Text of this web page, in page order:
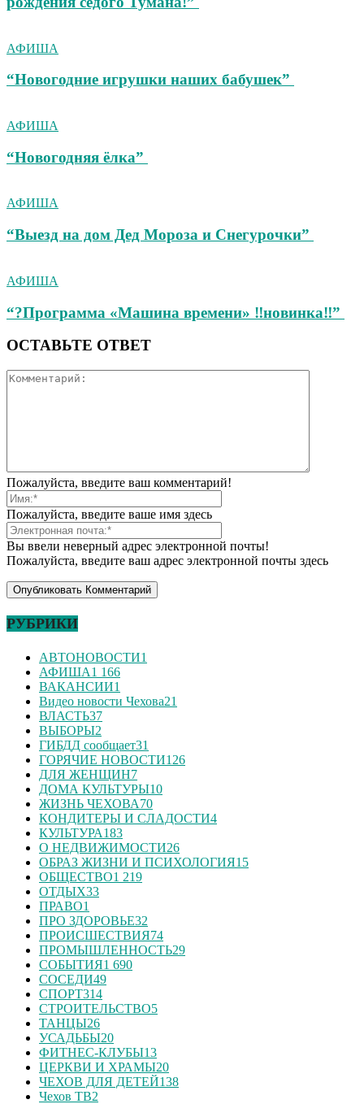
АФИША
“Новогодние игрушки наших бабушек”
АФИША
“Новогодняя ёлка”
АФИША
“Выезд на дом Дед Мороза и Снегурочки”
АФИША
“?Программа «Машина времени» ‼новинка‼”
ОСТАВЬТЕ ОТВЕТ
Пожалуйста, введите ваш комментарий!
Пожалуйста, введите ваше имя здесь
Вы ввели неверный адрес электронной почты!
Пожалуйста, введите ваш адрес электронной почты здесь
РУБРИКИ
АВТОНОВОСТИ1
АФИША1 166
ВАКАНСИИ1
Видео новости Чехова21
ВЛАСТЬ37
ВЫБОРЫ2
ГИБДД сообщает31
ГОРЯЧИЕ НОВОСТИ126
ДЛЯ ЖЕНЩИН7
ДОМА КУЛЬТУРЫ10
ЖИЗНЬ ЧЕХОВА70
КОНДИТЕРЫ И СЛАДОСТИ4
КУЛЬТУРА183
О НЕДВИЖИМОСТИ26
ОБРАЗ ЖИЗНИ И ПСИХОЛОГИЯ15
ОБЩЕСТВО1 219
ОТДЫХ33
ПРАВО1
ПРО ЗДОРОВЬЕ32
ПРОИСШЕСТВИЯ74
ПРОМЫШЛЕННОСТЬ29
СОБЫТИЯ1 690
СОСЕДИ49
СПОРТ314
СТРОИТЕЛЬСТВО5
ТАНЦЫ26
УСАДЬБЫ20
ФИТНЕС-КЛУБЫ13
ЦЕРКВИ И ХРАМЫ20
ЧЕХОВ ДЛЯ ДЕТЕЙ138
Чехов ТВ2